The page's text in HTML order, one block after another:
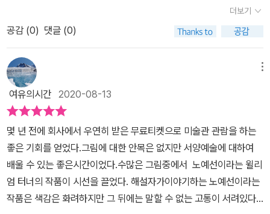
노예에 관한 글과 영상들을 많이 접해왔다. 70년대 '뿌리', 명작 '바람
과 함께 사라지다' '노예 12년'... 긴 세월 속에 노예로서 살아갔던 많은
사람들의 사연이 담긴 이야기들은 이미 우리들 역사의 한 부분을 차
지하고 있다. 노예란 신분의 사람들을 싣고 역사의 한 부분을 차지했
던 노예선을 통한 이야기를 다룬다.총 3장에 걸친 큰 제목에는 노예
무역이 탄생하게 된 상황인 근대 무역과 노예무역의 필요성 대두, 이
런 노예선을 움직이기 위해서 새롭게 등장한 사람들의 직업과 생활
들, 마지막으로 노예무역이 폐지되기까지의 여정을 다룬 만큼 노예란
신분을 넘어 그들을 싣고 대서양을 누비며 새로운 환경에 살아갈 수
밖에 없었던 아프리카인(흑인 노예)들의 처절한 삶을 그렸다.책에 따
르면 흔히 알던 노예라고 하는 사람들의 인상이 떠오르는 아프리카
사람들 이전에 이미 유럽에서는 전쟁을 통한 포로들을 통해 노예제도
다. 그러다가 영국이 미국을 식민지로 두게 된 1500년대부터 농업
개발을 위해 노예무역을 급작스럽게 늘리기 시작하면서 영국이 노예
스페인 무적함대 격침을 계기로 영국은 대서양 제해권을 독점하게 돼
노예무역에 전혀 장애물이 없었고, 영국 노예선이 아프리카의 흑인들
을 미국을 비롯한 서인도제도와 브라질 등 남미로 실어 나르면서 대
서양을 중심으로 유럽과 아프리카, 신대륙을 연결하는 300년간 이어
진 노예 수송 삼각무역이 본격적으로 시작됩니다. 이 책에는 아프리
카에서 신대륙으로의 여정으로 많은 노예를 싣고 최대한 빠르고 손실
을 최소화한 조건으로 운반했던 노예선이 실제로 어떤 모습이었는지
그 구조와 선장, 승조원, 노예들의 생활을 자세히 살펴봅니다. 나아가
노예무역으로 부를 쌓은 노예상인이나 중개인 등의 역할 그리고 그들
으며 우연치않게 1주일 전에 본 ‘블러드 다이아몬드’라는 영화도 생각
이 났다.물론 다룬 내용은 다르지만 노예제도에 대한 주제라는 점에
서 일맥상통하였고 그 영화를 보고나서도 마음이 굉장히애잔함을 느
꼈다.배경은 90년 대의 시에라로 내전이 한창인 지역에서 다이아몬
드 지역재배를 두고 대치하는 상황으로 시작한다.주인공이 시에라리
온에서 폭리를 취하는 다이아몬드 산업의 부패를 폭로하면서 분쟁 다
이아몬드 이면에 숨겨진 진실을밝히려고 하며 반란 세력의 영토를 통
과하기로 결정하게된다.전반적인 내용은 노예제도와는 조금은 거리
가 있지만 영화 장면에서 자주 보여지는 흑인노예들의 억압되고 착취
되는노동에 대한 장면이 계속해서 비춰진다.정상적인 일삯은 고사하
고 매질과 욕이 난무하는 시에라에서 벌어지는 참담한 노예에 대한
인식은 실로 이 책의 큰주제와 일맥상통함을 느꼈다.‘노예선의 세계
더보기
공감 (0) 댓글 (0)
여유의시간 2020-08-13
몇 년 전에 회사에서 우연히 받은 무료티켓으로 미술관 관람을 하는
좋은 기회를 얻었다.그림에 대한 안목은 없지만 서양예술에 대하여
배울 수 있는 좋은시간이었다.수많은 그림중에서 노예선이라는 윌리
엄 터너의 작품이 시선을 끌었다. 해설자가이야기하는 노예선이라는
작품은 색감은 화려하지만 그 뒤에는 말할 수 없는 고통이 서려있다